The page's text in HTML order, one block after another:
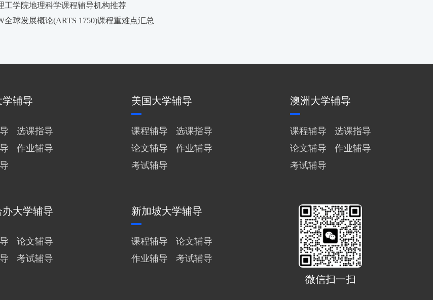
工学院地理科学课程辅导机构推荐
全球发展概论(ARTS 1750)课程重难点汇总
辅导
选课指导
作业辅导
美国大学辅导
课程辅导
选课指导
论文辅导
作业辅导
考试辅导
澳洲大学辅导
课程辅导
选课指导
论文辅导
作业辅导
考试辅导
办大学辅导
论文辅导
考试辅导
新加坡大学辅导
课程辅导
论文辅导
作业辅导
考试辅导
微信扫一扫